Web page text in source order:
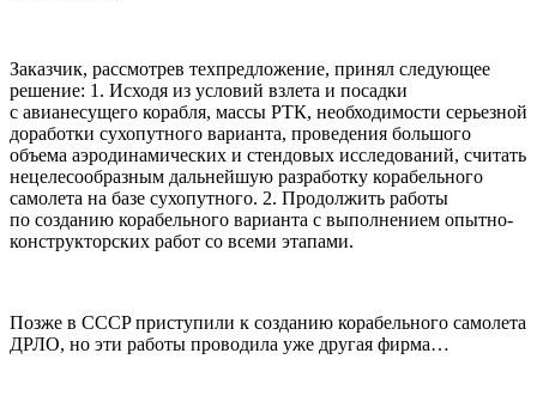
Заказчик, рассмотрев техпредложение, принял следующее
решение: 1. Исходя из условий взлета и посадки
с авианесущего корабля, массы РТК, необходимости серьезной
доработки сухопутного варианта, проведения большого
объема аэродинамических и стендовых исследований, считать
нецелесообразным дальнейшую разработку корабельного
самолета на базе сухопутного. 2. Продолжить работы
по созданию корабельного варианта с выполнением опытно-
конструкторских работ со всеми этапами.
Позже в CCCP приступили к созданию корабельного самолета
ДРЛО, но эти работы проводила уже другая фирма…